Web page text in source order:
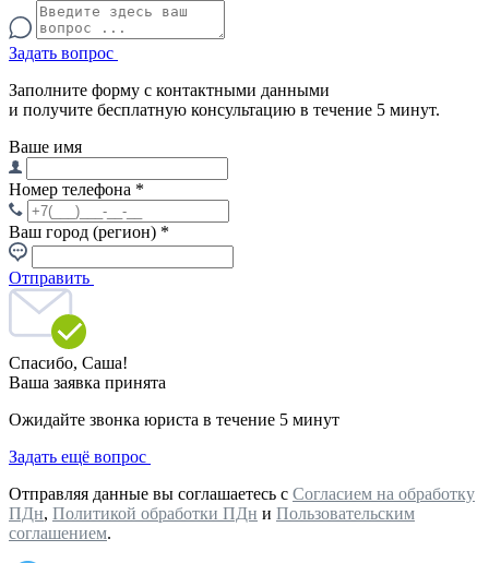
Задать вопрос
Заполните форму с контактными данными
и получите бесплатную консультацию в течение 5 минут.
Ваше имя
Номер телефона *
Ваш город (регион) *
Отправить
Спасибо, Саша!
Ваша заявка принята
Ожидайте звонка юриста в течение 5 минут
Задать ещё вопрос
Отправляя данные вы соглашаетесь с Согласием на обработку
ПДн, Политикой обработки ПДн и Пользовательским
соглашением.